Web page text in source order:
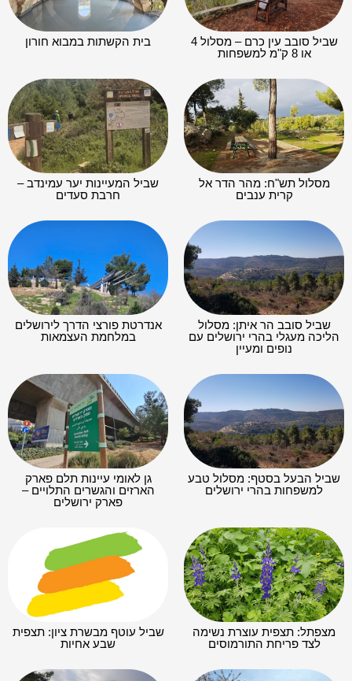
שביל סובב עין כרם – מסלול 4
או 8 ק"מ למשפחות
בית הקשתות במבוא חורון
מסלול תש"ח: מהר הדר אל
קרית ענבים
שביל המעיינות יער עמינדב –
חרבת סעדים
שביל סובב הר איתן: מסלול
הליכה מעגלי בהרי ירושלים עם
נופים ומעיין
אנדרטת פורצי הדרך לירושלים
במלחמת העצמאות
שביל הבעל בסטף: מסלול טבע
למשפחות בהרי ירושלים
גן לאומי עיינות תלם פארק
הארזים והגשרים התלויים –
פארק ירושלים
מצפתל: תצפית עוצרת נשימה
לצד פריחת התורמוסים
שביל עוטף מבשרת ציון: תצפית
שבע אחיות